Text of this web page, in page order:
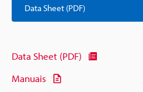
Data Sheet (PDF)
Data Sheet (PDF)
Manuais